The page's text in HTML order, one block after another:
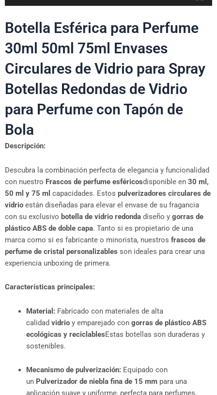
Botella Esférica para Perfume
30ml 50ml 75ml Envases
Circulares de Vidrio para Spray
Botellas Redondas de Vidrio
para Perfume con Tapón de
Bola
Descripción:
Descubra la combinación perfecta de elegancia y funcionalidad
con nuestro Frascos de perfume esféricosdisponible en 30 ml,
50 ml y 75 ml capacidades. Estos pulverizadores circulares de
vidrio están diseñadas para elevar el envase de su fragancia
con su exclusivo botella de vidrio redonda diseño y gorras de
plástico ABS de doble capa. Tanto si es propietario de una
marca como si es fabricante o minorista, nuestros frascos de
perfume de cristal personalizables son ideales para crear una
experiencia unboxing de primera.
Características principales:
Material:Fabricado con materiales de alta
calidad vidrioy emparejado con gorras de plástico ABS
ecológicas y reciclablesEstas botellas son duraderas y
sostenibles.
Mecanismo de pulverización:Equipado con
un Pulverizador de niebla fina de 15 mmpara una